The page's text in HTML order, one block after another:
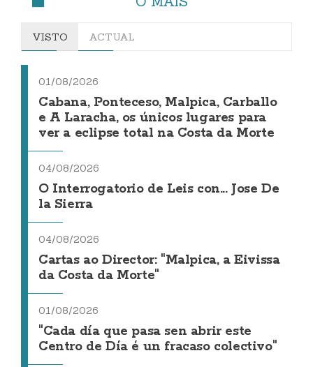
VISTO ACTUAL
01/08/2026
Cabana, Ponteceso, Malpica, Carballo
e A Laracha, os únicos lugares para
ver a eclipse total na Costa da Morte
04/08/2026
O Interrogatorio de Leis con... Jose De
la Sierra
04/08/2026
Cartas ao Director: "Malpica, a Eivissa
da Costa da Morte"
01/08/2026
"Cada día que pasa sen abrir este
Centro de Día é un fracaso colectivo"